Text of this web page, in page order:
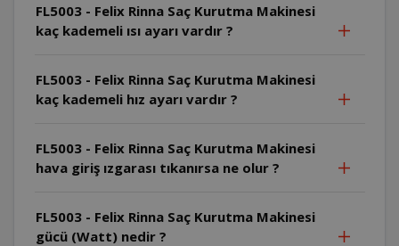
FL5003 - Felix Rinna Saç Kurutma Makinesi
kaç kademeli ısı ayarı vardır ?
FL5003 - Felix Rinna Saç Kurutma Makinesi
kaç kademeli hız ayarı vardır ?
FL5003 - Felix Rinna Saç Kurutma Makinesi
hava giriş ızgarası tıkanırsa ne olur ?
FL5003 - Felix Rinna Saç Kurutma Makinesi
gücü (Watt) nedir ?